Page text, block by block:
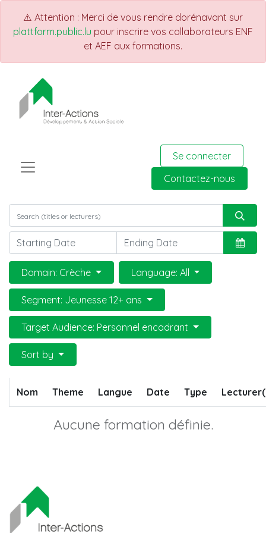
⚠️ Attention : Merci de vous rendre dorénavant sur
plattform.public.lu pour inscrire vos collaborateurs ENF
et AEF aux formations.
Se connecter
Contactez-nous
Domain: Crèche Language: All
Segment: Jeunesse 12+ ans
Target Audience: Personnel encadrant
Sort by
Nom Theme Langue Date Type
Aucune formation définie.